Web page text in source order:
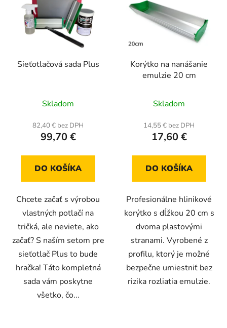
Sieťotlačová sada Plus
hodnotenie
produktu
je
z
Skladom
82,40 € bez DPH
99,70 €
DO KOŠÍKA
Chcete začať s výrobou
vlastných potlačí na
tričká, ale neviete, ako
začať? S naším setom pre
sieťotlač Plus to bude
hračka! Táto kompletná
sada vám poskytne
všetko, čo...
Korýtko na nanášanie
emulzie 20 cm
hodnotenie
produktu
je
z
Skladom
14,55 € bez DPH
17,60 €
DO KOŠÍKA
Profesionálne hlinikové
korýtko s dĺžkou 20 cm s
dvoma plastovými
stranami. Vyrobené z
profilu, ktorý je možné
bezpečne umiestniť bez
rizika rozliatia emulzie.